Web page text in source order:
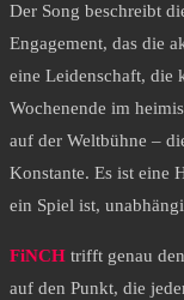
Der Song beschreibt
Engagement, das die
eine Leidenschaft, die
Wochenende im
auf der Weltbühne –
Konstante. Es ist eine
ein Spiel ist,
FiNCH trifft genau
auf den Punkt, die